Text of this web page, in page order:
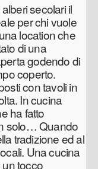
secolari il
per chi vuole
location che
di una
godendo di
coperto.
con tavoli in
In cucina
ha fatto
solo… Quando
tradizione ed al
Una cucina
un tocco